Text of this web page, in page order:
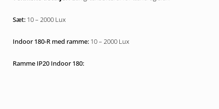
10 – 2000 Lux
10 – 2000 Lux